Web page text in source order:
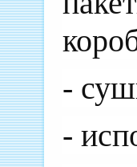
-
-